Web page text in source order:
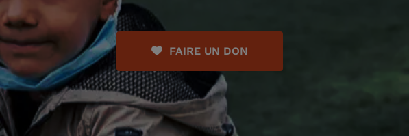
FAIRE UN DON